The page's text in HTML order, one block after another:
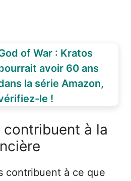
of War : Kratos
avoir 60 ans
la série Amazon,
le !
à la
contribuent à ce que